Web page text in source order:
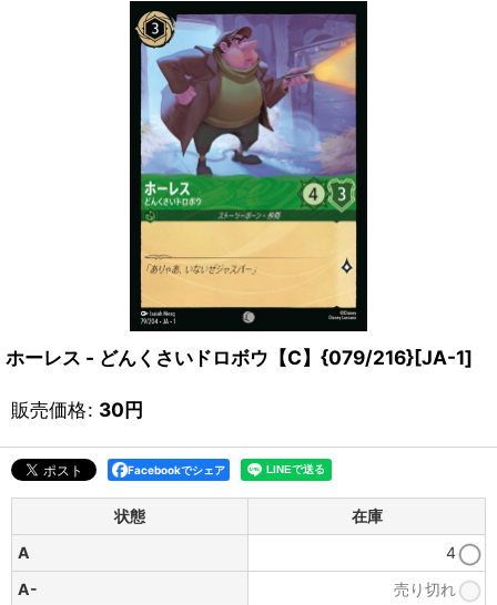
ホーレス - どんくさいドロボウ【C】{079/216}[JA-1]
販売価格: 30円
Facebookでシェア
状態
在庫
A
4
A-
売り切れ